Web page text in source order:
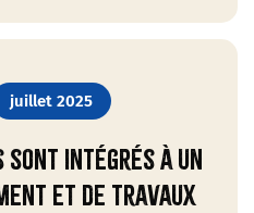
juillet 2025
intégrés à un
et de travaux